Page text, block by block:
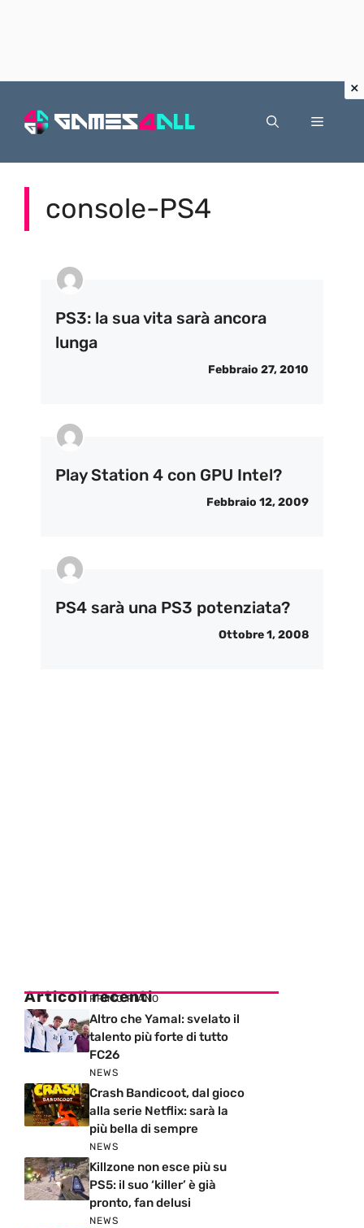
Menu
console-PS4
PS3: la sua vita sarà ancora
lunga
Febbraio 27, 2010
Play Station 4 con GPU Intel?
Febbraio 12, 2009
PS4 sarà una PS3 potenziata?
Ottobre 1, 2008
Articoli recenti
PRIMO PIANO
Altro che Yamal: svelato il
talento più forte di tutto
FC26
NEWS
Crash Bandicoot, dal gioco
alla serie Netflix: sarà la
più bella di sempre
NEWS
Killzone non esce più su
PS5: il suo ‘killer’ è già
pronto, fan delusi
NEWS